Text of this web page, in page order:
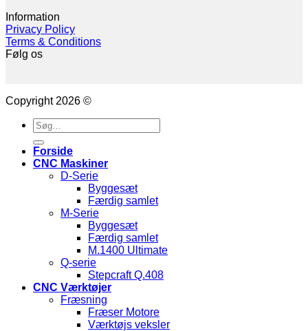
Information
Privacy Policy
Terms & Conditions
Følg os
Copyright 2026 ©
Søg
efter:
Forside
CNC Maskiner
D-Serie
Byggesæt
Færdig samlet
M-Serie
Byggesæt
Færdig samlet
M.1400 Ultimate
Q-serie
Stepcraft Q.408
CNC Værktøjer
Fræsning
Fræser Motore
Værktøjs veksler